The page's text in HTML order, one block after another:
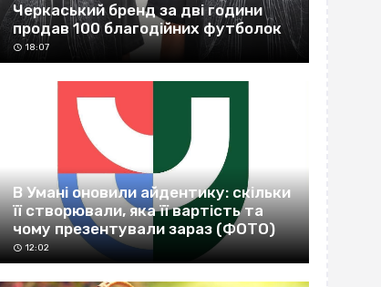
Черкаський бренд за дві години
продав 100 благодійних футболок
18:07
В Умані оновили айдентику: скільки
її створювали, яка її вартість та
чому презентували зараз (ФОТО)
12:02